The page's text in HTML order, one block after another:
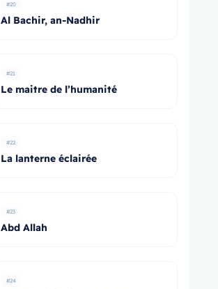
#20
Al Bachir, an-Nadhir
#21
Le maitre de l’humanité
#22
La lanterne éclairée
#23
Abd Allah
#24